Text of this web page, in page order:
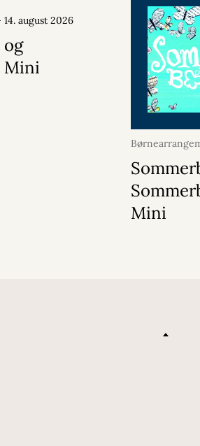
august 2026
Mini
juni 2026
Mini